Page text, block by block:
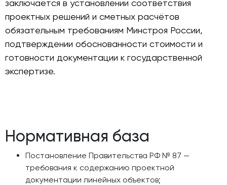
заключается в установлении соответствия
проектных решений и сметных расчётов
обязательным требованиям Минстроя России,
подтверждении обоснованности стоимости и
готовности документации к государственной
экспертизе.
Нормативная база
Постановление Правительства РФ № 87 —
требования к содержанию проектной
документации линейных объектов;